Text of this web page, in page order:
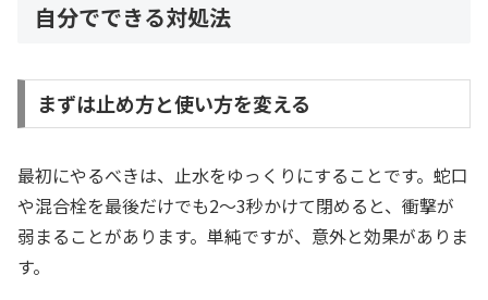
自分でできる対処法
まずは止め方と使い方を変える
最初にやるべきは、止水をゆっくりにすることです。蛇口
や混合栓を最後だけでも2〜3秒かけて閉めると、衝撃が
弱まることがあります。単純ですが、意外と効果がありま
す。